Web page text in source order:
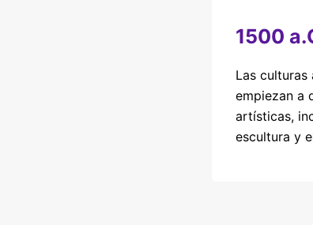
1500
Las culturas
empiezan a
artísticas,
escultura y